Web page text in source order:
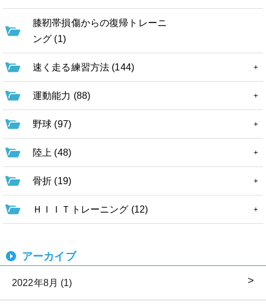
膝靭帯損傷からの復帰トレーニ
ング (1)
速く走る練習方法 (144)
運動能力 (88)
野球 (97)
陸上 (48)
骨折 (19)
ＨＩＩＴトレーニング (12)
アーカイブ
2022年8月 (1)